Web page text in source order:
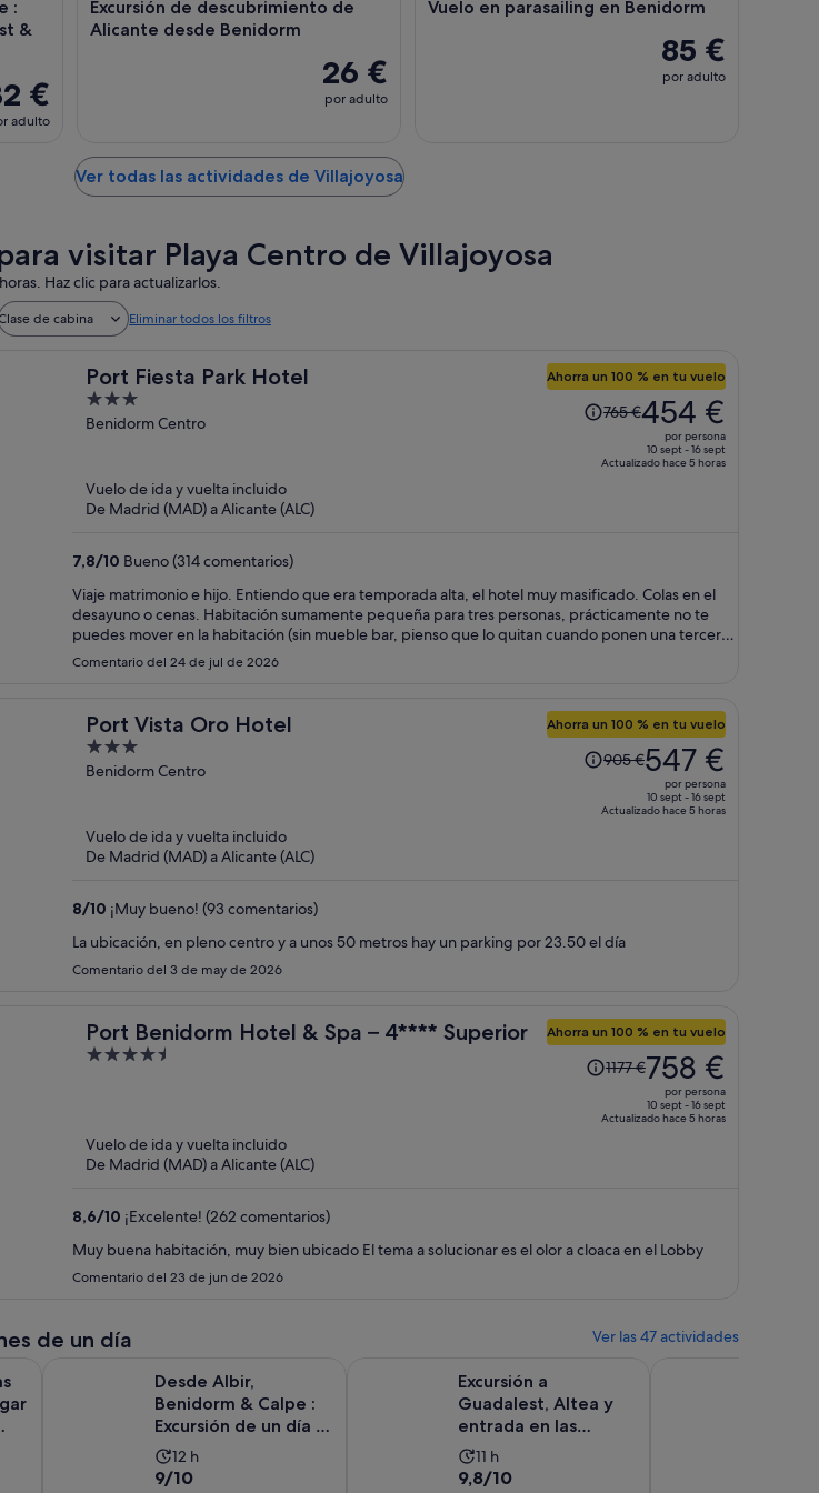
:
&
€
adulto
Excursión de descubrimiento de
Alicante desde Benidorm
26 €
por adulto
Vuelo en parasailing en Benidorm
85 €
por adulto
Ver todas las actividades de Villajoyosa
visitar Playa Centro de Villajoyosa
Haz clic para actualizarlos.
de cabina Eliminar todos los filtros
Port Fiesta Park Hotel
3
out
Benidorm Centro
Ahorra un 100 % en tu vuelo
El
precio
de
454 €
por
persona
765 €454 €
por persona
10 sept - 16 sept
Actualizado hace 5 horas
Vuelo de ida y vuelta incluido
De Madrid (MAD) a Alicante (ALC)
7,8/10 Bueno (314 comentarios)
Viaje matrimonio e hijo. Entiendo que era temporada alta, el hotel muy masificado. Colas en el
desayuno o cenas. Habitación sumamente pequeña para tres personas, prácticamente no te
puedes mover en la habitación (sin mueble bar, pienso que lo quitan cuando ponen una tercera
cama por el espacio). Complicado aparcar, cuando llegamos no habían plazas de aparcamiento y
te tienes que buscar la vida en zonas que no son de pago o en algún descampado (no muy
Comentario del 24 de jul de 2026
Port Vista Oro Hotel
3
out
Benidorm Centro
Ahorra un 100 % en tu vuelo
El
precio
de
547 €
905 €547 €
por persona
10 sept - 16 sept
Actualizado hace 5 horas
Vuelo de ida y vuelta incluido
De Madrid (MAD) a Alicante (ALC)
8/10 ¡Muy bueno! (93 comentarios)
La ubicación, en pleno centro y a unos 50 metros hay un parking por 23.50 el día
Comentario del 3 de may de 2026
Port Benidorm Hotel & Spa – 4**** Superior
4.5
Ahorra un 100 % en tu vuelo
El
precio
de
758 €
1177 €758 €
por persona
10 sept - 16 sept
Actualizado hace 5 horas
Vuelo de ida y vuelta incluido
De Madrid (MAD) a Alicante (ALC)
8,6/10 ¡Excelente! (262 comentarios)
Muy buena habitación, muy bien ubicado El tema a solucionar es el olor a cloaca en el Lobby
Comentario del 23 de jun de 2026
de un día Ver las 47 actividades
Desde Albir,
Benidorm & Calpe :
Excursión de un día a
Valencia Ciudad
La
duración
12 h
9.0
9/10
Excursión a
Guadalest, Altea y
entrada en las
Fuentes del Algar
La
duración
11 h
9.8
9,8/10